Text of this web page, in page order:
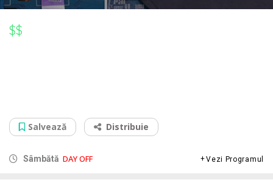
$$
Salvează
Distribuie
Sâmbătă DAY OFF Vezi Programul